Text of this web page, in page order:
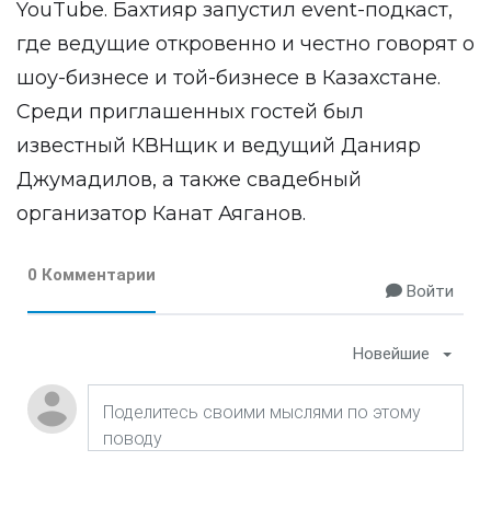
YouTube. Бахтияр запустил event-подкаст,
где ведущие откровенно и честно говорят о
шоу-бизнесе и той-бизнесе в Казахстане.
Среди приглашенных гостей был
известный КВНщик и ведущий Данияр
Джумадилов, а также свадебный
организатор Канат Аяганов.
0 Комментарии
Войти
Новейшие